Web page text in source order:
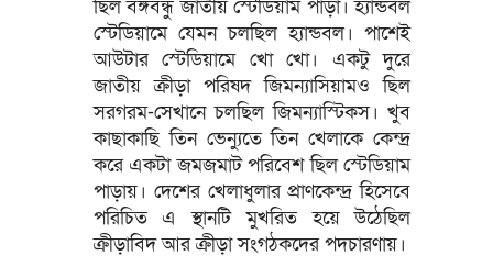
ছিল বঙ্গবন্ধু জাতীয় স্টেডিয়াম পাড়া। হ্যান্ডবল
স্টেডিয়ামে যেমন চলছিল হ্যান্ডবল। পাশেই
আউটার স্টেডিয়ামে খো খো। একটু দুরে
জাতীয় ক্রীড়া পরিষদ জিমন্যাসিয়ামও ছিল
সরগরম-সেখানে চলছিল জিমন্যাস্টিকস। খুব
কাছাকাছি তিন ভেন্যুতে তিন খেলাকে কেন্দ্র
করে একটা জমজমাট পরিবেশ ছিল স্টেডিয়াম
পাড়ায়। দেশের খেলাধুলার প্রাণকেন্দ্র হিসেবে
পরিচিত এ স্থানটি মুখরিত হয়ে উঠেছিল
ক্রীড়াবিদ আর ক্রীড়া সংগঠকদের পদচারণায়।